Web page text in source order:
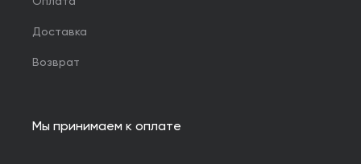
Доставка
Возврат
Мы принимаем к оплате